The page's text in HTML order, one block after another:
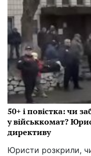
50+ і повістка: чи
у військкомат?
директиву
Юристи розкрили,